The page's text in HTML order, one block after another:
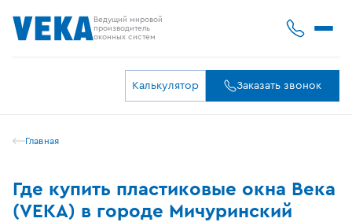
Ведущий мировой
производитель
оконных систем
Калькулятор Заказать звонок
Главная
Где купить пластиковые окна Века
(VEKA) в городе Мичуринский